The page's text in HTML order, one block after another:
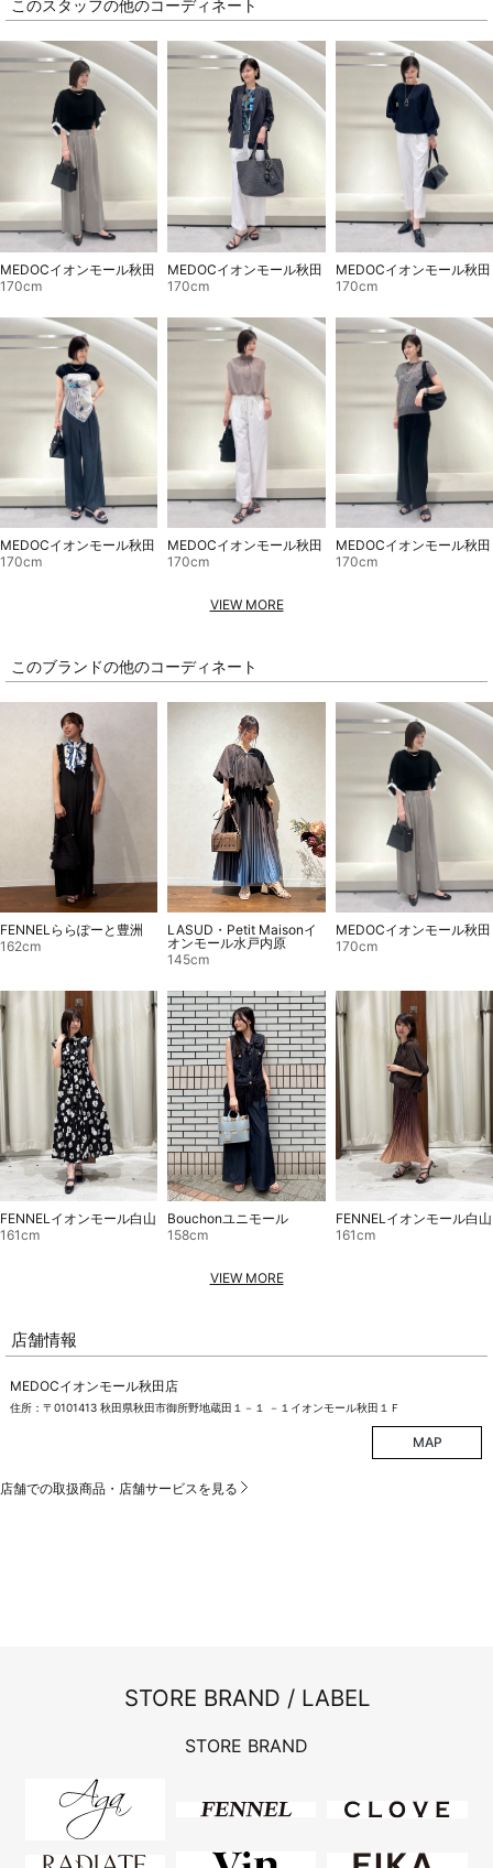
このスタッフの他のコーディネート
MEDOCイオンモール秋田
170cm
MEDOCイオンモール秋田
170cm
MEDOCイオンモール秋田
170cm
MEDOCイオンモール秋田
170cm
MEDOCイオンモール秋田
170cm
MEDOCイオンモール秋田
170cm
VIEW MORE
このブランドの他のコーディネート
FENNELららぽーと豊洲
162cm
LASUD・Petit Maisonイ
オンモール水戸内原
145cm
MEDOCイオンモール秋田
170cm
FENNELイオンモール白山
161cm
Bouchonユニモール
158cm
FENNELイオンモール白山
161cm
VIEW MORE
店舗情報
MEDOCイオンモール秋田店
住所：〒0101413 秋田県秋田市御所野地蔵田１－１ －１イオンモール秋田１Ｆ
MAP
店舗での取扱商品・店舗サービスを見る
STORE BRAND / LABEL
STORE BRAND